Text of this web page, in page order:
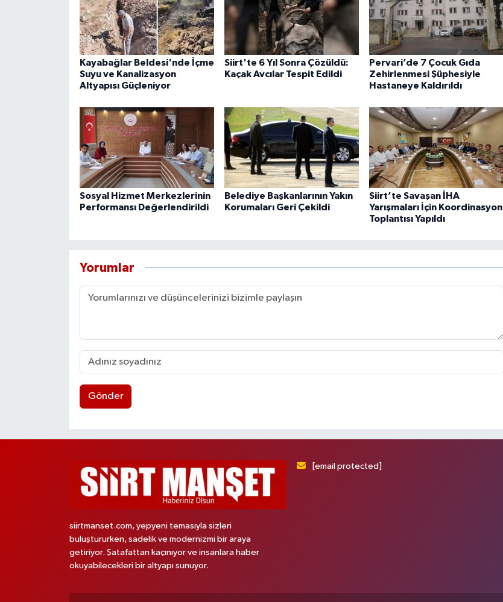
Kayabağlar Beldesi'nde İçme
Suyu ve Kanalizasyon
Altyapısı Güçleniyor
Siirt'te 6 Yıl Sonra Çözüldü:
Kaçak Avcılar Tespit Edildi
Pervari’de 7 Çocuk Gıda
Zehirlenmesi Şüphesiyle
Hastaneye Kaldırıldı
Sosyal Hizmet Merkezlerinin
Performansı Değerlendirildi
Belediye Başkanlarının Yakın
Korumaları Geri Çekildi
Siirt’te Savaşan İHA
Yarışmaları İçin Koordinasyon
Toplantısı Yapıldı
Yorumlar
Gönder
siirtmanset.com, yepyeni temasıyla sizleri
buluştururken, sadelik ve modernizmi bir araya
getiriyor. Şatafattan kaçınıyor ve insanlara haber
okuyabilecekleri bir altyapı sunuyor.
[email protected]